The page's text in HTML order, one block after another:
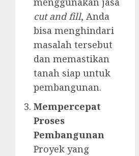
cut and fill, Anda
bisa menghindari
masalah tersebut
dan memastikan
tanah siap untuk
pembangunan.
Mempercepat
Proses
Pembangunan
Proyek yang